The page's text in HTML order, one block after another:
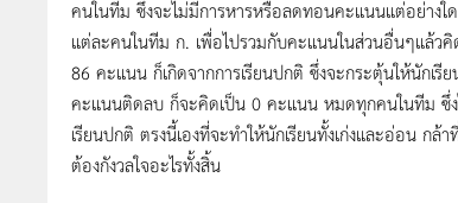
คนในทีม ซึ่งจะไม่มีการหารหรือลดทอนคะแนนแต่อย่าง
แต่ละคนในทีม ก. เพื่อไปรวมกับคะแนนในส่วนอื่นๆแล้
86 คะแนน ก็เกิดจากการเรียนปกติ ซึ่งจะกระตุ้นให้นักเ
คะแนนติดลบ ก็จะคิดเป็น 0 คะแนน หมดทุกคนในทีม ซึ่
เรียนปกติ ตรงนี้เองที่จะทำให้นักเรียนทั้งเก่งและอ่อน ก
ต้องกังวลใจอะไรทั้งสิ้น